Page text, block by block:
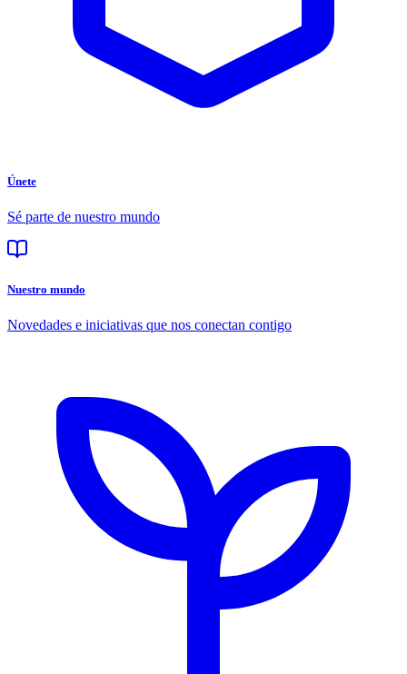
Únete
Sé parte de nuestro mundo
Nuestro mundo
Novedades e iniciativas que nos conectan contigo